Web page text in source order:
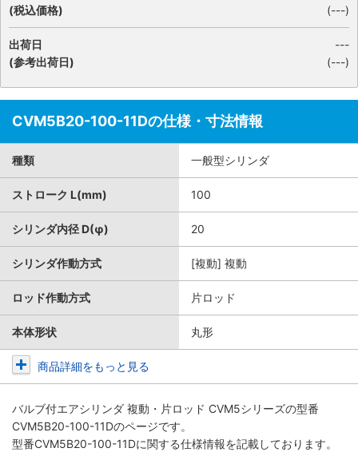
(税込価格)
(---)
出荷日
(参考出荷日)
---
(---)
CVM5B20-100-11Dの仕様・寸法情報
種類 一般型シリンダ
ストローク L(mm) 100
シリンダ内径 D(φ) 20
シリンダ作動方式 [複動] 複動
ロッド作動方式 片ロッド
本体形状 丸形
商品詳細をもっと見る
バルブ付エアシリンダ 複動・片ロッド CVM5シリーズの型番
CVM5B20-100-11Dのページです。
型番CVM5B20-100-11Dに関する仕様情報を記載しております。